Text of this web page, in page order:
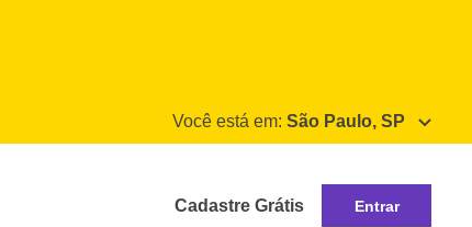
Você está em: São Paulo, SP
Cadastre Grátis Entrar